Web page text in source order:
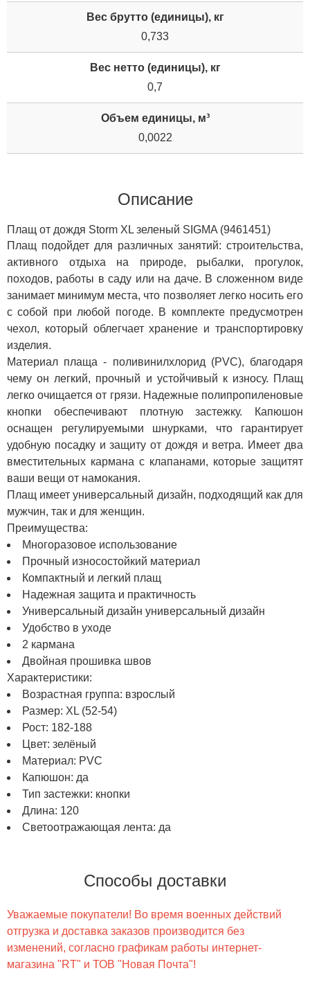
Вес брутто (единицы), кг
0,733
Вес нетто (единицы), кг
0,7
Объем единицы, м³
0,0022
Описание
Плащ от дождя Storm XL зеленый SIGMA (9461451)
Плащ подойдет для различных занятий: строительства,
активного отдыха на природе, рыбалки, прогулок,
походов, работы в саду или на даче. В сложенном виде
занимает минимум места, что позволяет легко носить его
с собой при любой погоде. В комплекте предусмотрен
чехол, который облегчает хранение и транспортировку
изделия.
Материал плаща - поливинилхлорид (PVC), благодаря
чему он легкий, прочный и устойчивый к износу. Плащ
легко очищается от грязи. Надежные полипропиленовые
кнопки обеспечивают плотную застежку. Капюшон
оснащен регулируемыми шнурками, что гарантирует
удобную посадку и защиту от дождя и ветра. Имеет два
вместительных кармана с клапанами, которые защитят
ваши вещи от намокания.
Плащ имеет универсальный дизайн, подходящий как для
мужчин, так и для женщин.
Преимущества:
Многоразовое использование
Прочный износостойкий материал
Компактный и легкий плащ
Надежная защита и практичность
Универсальный дизайн универсальный дизайн
Удобство в уходе
2 кармана
Двойная прошивка швов
Характеристики:
Возрастная группа: взрослый
Размер: XL (52-54)
Рост: 182-188
Цвет: зелёный
Материал: PVC
Капюшон: да
Тип застежки: кнопки
Длина: 120
Светоотражающая лента: да
Способы доставки
Уважаемые покупатели! Во время военных действий
отгрузка и доставка заказов производится без
изменений, согласно графикам работы интернет-
магазина "RT" и ТОВ "Новая Почта"!